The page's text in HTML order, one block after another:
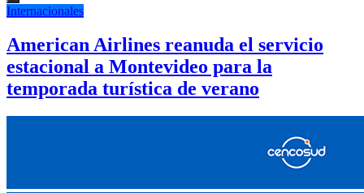
Internacionales
American Airlines reanuda el servicio
estacional a Montevideo para la
temporada turística de verano